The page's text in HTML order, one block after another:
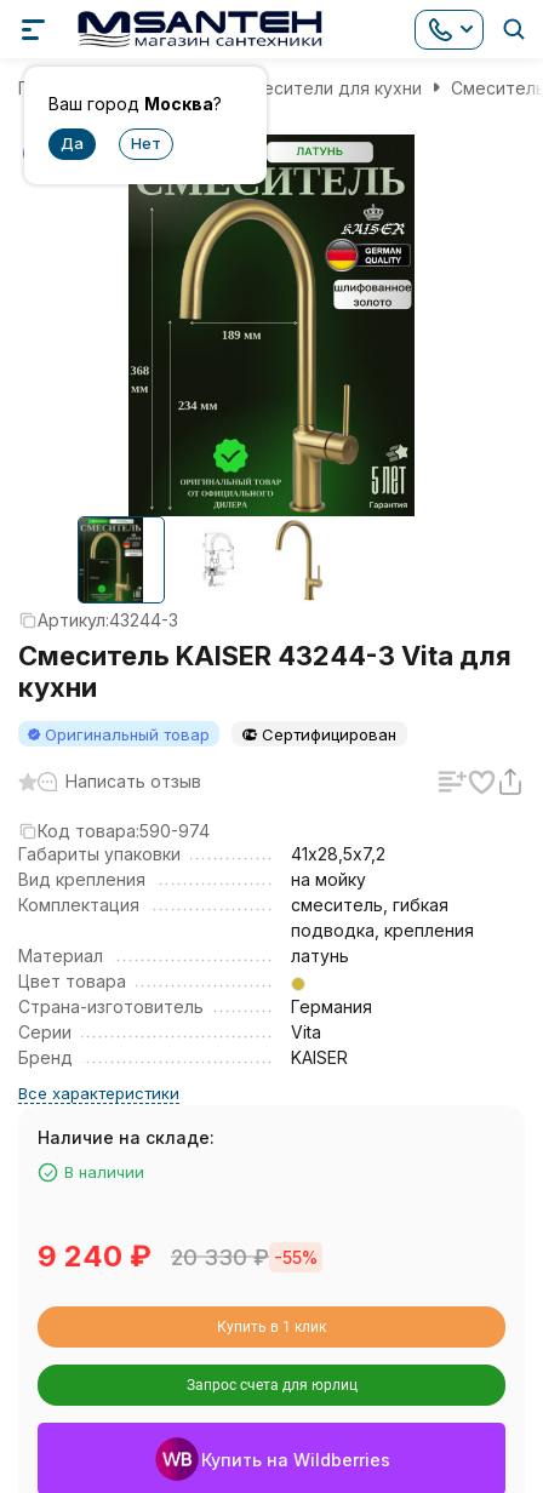
Ваш город Москва?
Главная Смесители для кухни
хит
Артикул:43244-3
Смеситель KAISER 43244-3 Vita для
кухни
Оригинальный товар Сертифицирован
Написать отзыв
Код товара:590-974
Габариты упаковки
41х28,5х7,2
Вид крепления
на мойку
Комплектация
смеситель, гибкая
подводка, крепления
Материал
латунь
Цвет товара
Страна-изготовитель
Германия
Серии
Vita
Бренд
KAISER
Все характеристики
Наличие на складе:
В наличии
9 240 ₽ 20 330₽ -55%
Купить в 1 клик
Запрос счета для юрлиц
Купить на Wildberries